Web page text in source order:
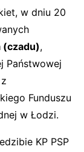
w dniu 20
(czadu),
Państwowej
Funduszu
w Łodzi.
KP PSP